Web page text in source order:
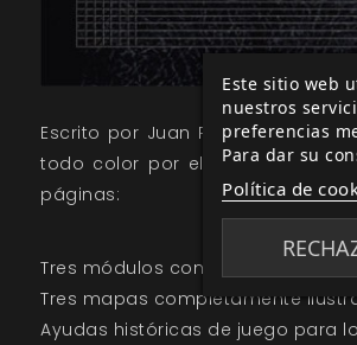
Escrito por Juan Pablo
todo color por el inconfundible
páginas:
Tres módulos completos para
Tres mapas completamente
Ayudas históricas de juego para
Este sitio web
nuestros
preferencias
Para dar su
Política de